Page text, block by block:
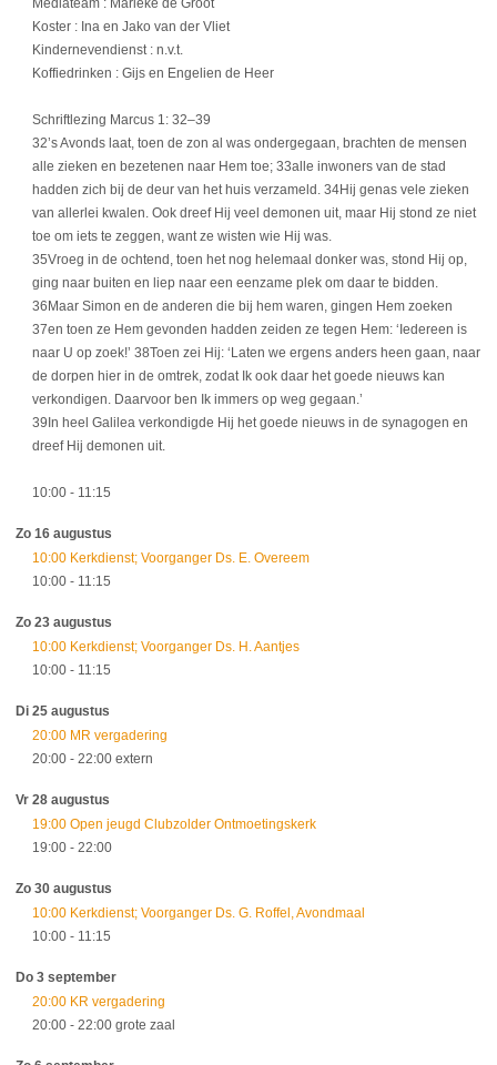
Mediateam : Marieke de Groot
Koster : Ina en Jako van der Vliet
Kindernevendienst : n.v.t.
Koffiedrinken : Gijs en Engelien de Heer
Schriftlezing Marcus 1: 32–39
32’s Avonds laat, toen de zon al was ondergegaan, brachten de mensen
alle zieken en bezetenen naar Hem toe; 33alle inwoners van de stad
hadden zich bij de deur van het huis verzameld. 34Hij genas vele zieken
van allerlei kwalen. Ook dreef Hij veel demonen uit, maar Hij stond ze niet
toe om iets te zeggen, want ze wisten wie Hij was.
35Vroeg in de ochtend, toen het nog helemaal donker was, stond Hij op,
ging naar buiten en liep naar een eenzame plek om daar te bidden.
36Maar Simon en de anderen die bij hem waren, gingen Hem zoeken
37en toen ze Hem gevonden hadden zeiden ze tegen Hem: ‘Iedereen is
naar U op zoek!’ 38Toen zei Hij: ‘Laten we ergens anders heen gaan, naar
de dorpen hier in de omtrek, zodat Ik ook daar het goede nieuws kan
verkondigen. Daarvoor ben Ik immers op weg gegaan.’
39In heel Galilea verkondigde Hij het goede nieuws in de synagogen en
dreef Hij demonen uit.
10:00 - 11:15
Zo 16 augustus
10:00 Kerkdienst; Voorganger Ds. E. Overeem
10:00 - 11:15
Zo 23 augustus
10:00 Kerkdienst; Voorganger Ds. H. Aantjes
10:00 - 11:15
Di 25 augustus
20:00 MR vergadering
20:00 - 22:00 extern
Vr 28 augustus
19:00 Open jeugd Clubzolder Ontmoetingskerk
19:00 - 22:00
Zo 30 augustus
10:00 Kerkdienst; Voorganger Ds. G. Roffel, Avondmaal
10:00 - 11:15
Do 3 september
20:00 KR vergadering
20:00 - 22:00 grote zaal